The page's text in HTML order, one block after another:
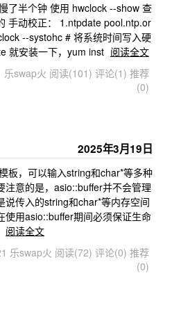
了半个钟 使用 hwclock --show 查
手动校正： 1.ntpdate pool.ntp.or
--systohc # 将系统时间写入硬
就安装一下，yum inst 阅读全文
乐swap火 阅读(101) 评论(1) 推荐
(0)
2025年3月19日
板，可以输入string和char*等多种
注意的是，asio::buffer并不会管理
说传入的string和char*等内存空间
使用asio::buffer期间必须保证生命
阅读全文
乐swap火 阅读(72) 评论(0) 推荐
(0)